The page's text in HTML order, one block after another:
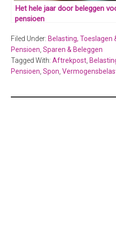
Het hele jaar door beleggen
pensioen
Filed Under: Belasting, Toeslagen
Pensioen,Sparen & Beleggen
Tagged With:Aftrekpost,
Pensioen,Spon,